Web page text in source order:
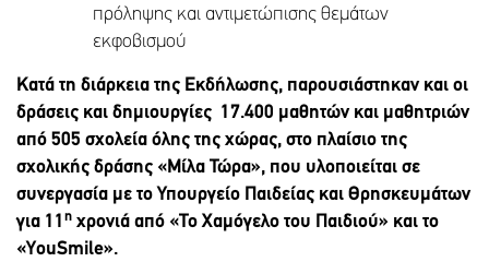
πρόληψης και αντιμετώπισης θεμάτων
εκφοβισμού
Κατά τη διάρκεια της Εκδήλωσης, παρουσιάστηκαν και οι
δράσεις και δημιουργίες 17.400 μαθητών και μαθητριών
από 505 σχολεία όλης της χώρας, στο πλαίσιο της
σχολικής δράσης «Μίλα Τώρα», που υλοποιείται σε
συνεργασία με το Υπουργείο Παιδείας και Θρησκευμάτων
για 11 η χρονιά από «Το Χαμόγελο του Παιδιού» και το
«YouSmile».